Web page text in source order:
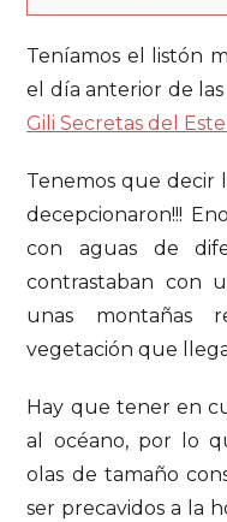
Teníamos el listón
el día anterior de las
Gili Secretas del
Tenemos que decir
decepcionaron!!!
con aguas de
contrastaban con
unas montañas
vegetación que
Hay que tener en
al océano, por lo
olas de tamaño
ser precavidos a la